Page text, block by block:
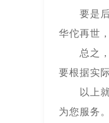
要是后
华佗再世
总之，自
要根据实
以上就
为您服务。